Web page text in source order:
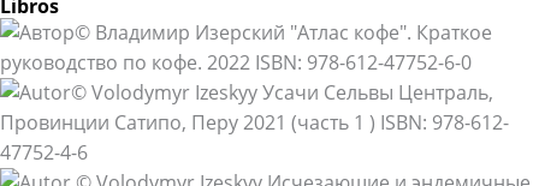
Libros